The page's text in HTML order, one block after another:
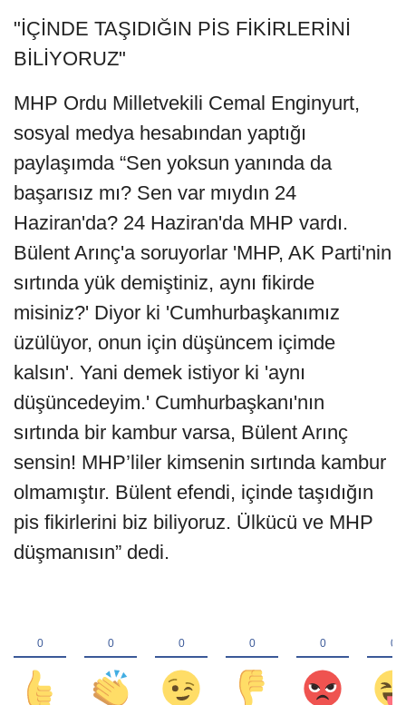
"İÇİNDE TAŞIDIĞIN PİS FİKİRLERİNİ
BİLİYORUZ"
MHP Ordu Milletvekili Cemal Enginyurt,
sosyal medya hesabından yaptığı
paylaşımda “Sen yoksun yanında da
başarısız mı? Sen var mıydın 24
Haziran'da? 24 Haziran'da MHP vardı.
Bülent Arınç'a soruyorlar 'MHP, AK Parti'nin
sırtında yük demiştiniz, aynı fikirde
misiniz?' Diyor ki 'Cumhurbaşkanımız
üzülüyor, onun için düşüncem içimde
kalsın'. Yani demek istiyor ki 'aynı
düşüncedeyim.' Cumhurbaşkanı'nın
sırtında bir kambur varsa, Bülent Arınç
sensin! MHP’liler kimsenin sırtında kambur
olmamıştır. Bülent efendi, içinde taşıdığın
pis fikirlerini biz biliyoruz. Ülkücü ve MHP
düşmanısın” dedi.